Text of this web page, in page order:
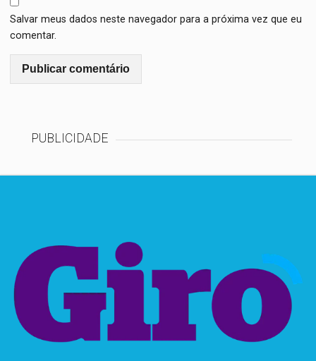
Salvar meus dados neste navegador para a próxima vez que eu
comentar.
PUBLICIDADE